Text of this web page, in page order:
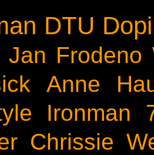
DTU
Jan Frodeno
Anne
Ironman
Chrissie